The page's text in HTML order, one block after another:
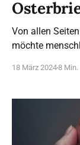
Von allen
möchte
vollständig als
der
18 März 20248